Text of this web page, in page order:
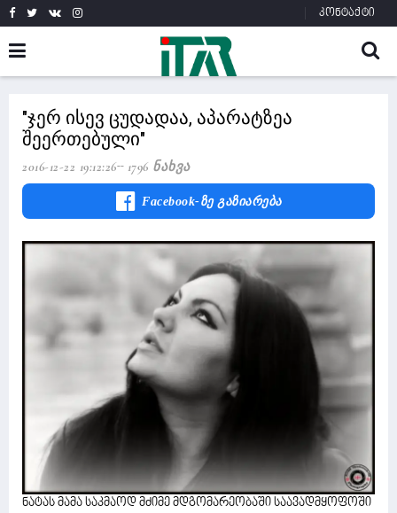
კონტაქტი
"ჯერ ისევ ცუდადაა, აპარატზეა
შეერთებული"
2016-12-22 19:12:26 1796 Ნახვა
Facebook-Ზე Გაზიარება
ნატას მამა საკმაოდ მძიმე მდგომარეობაში საავადმყოფოში